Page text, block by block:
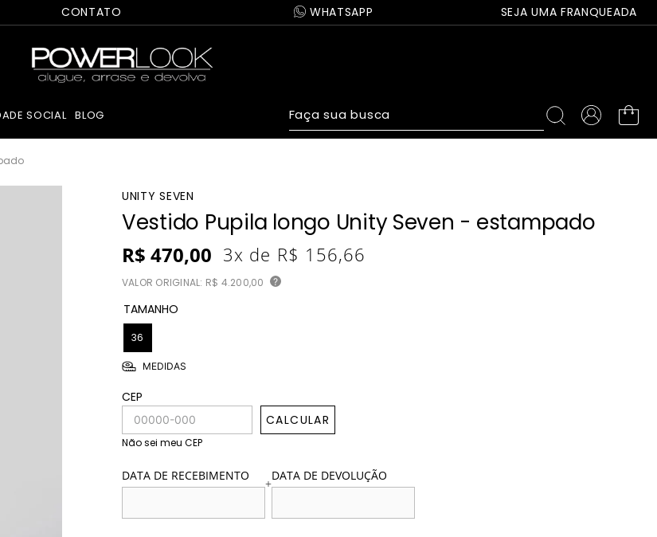
CONTATO WHATSAPP SEJA UMA FRANQUEADA
SOCIAL BLOG Faça sua busca
UNITY SEVEN
Vestido Pupila longo Unity Seven - estampado
R$ 470,00 3x de R$ 156,66
VALOR ORIGINAL: R$ 4.200,00 ?
TAMANHO
36
MEDIDAS
CEP
CALCULAR
Não sei meu CEP
DATA DE RECEBIMENTO +DATA DE DEVOLUÇÃO